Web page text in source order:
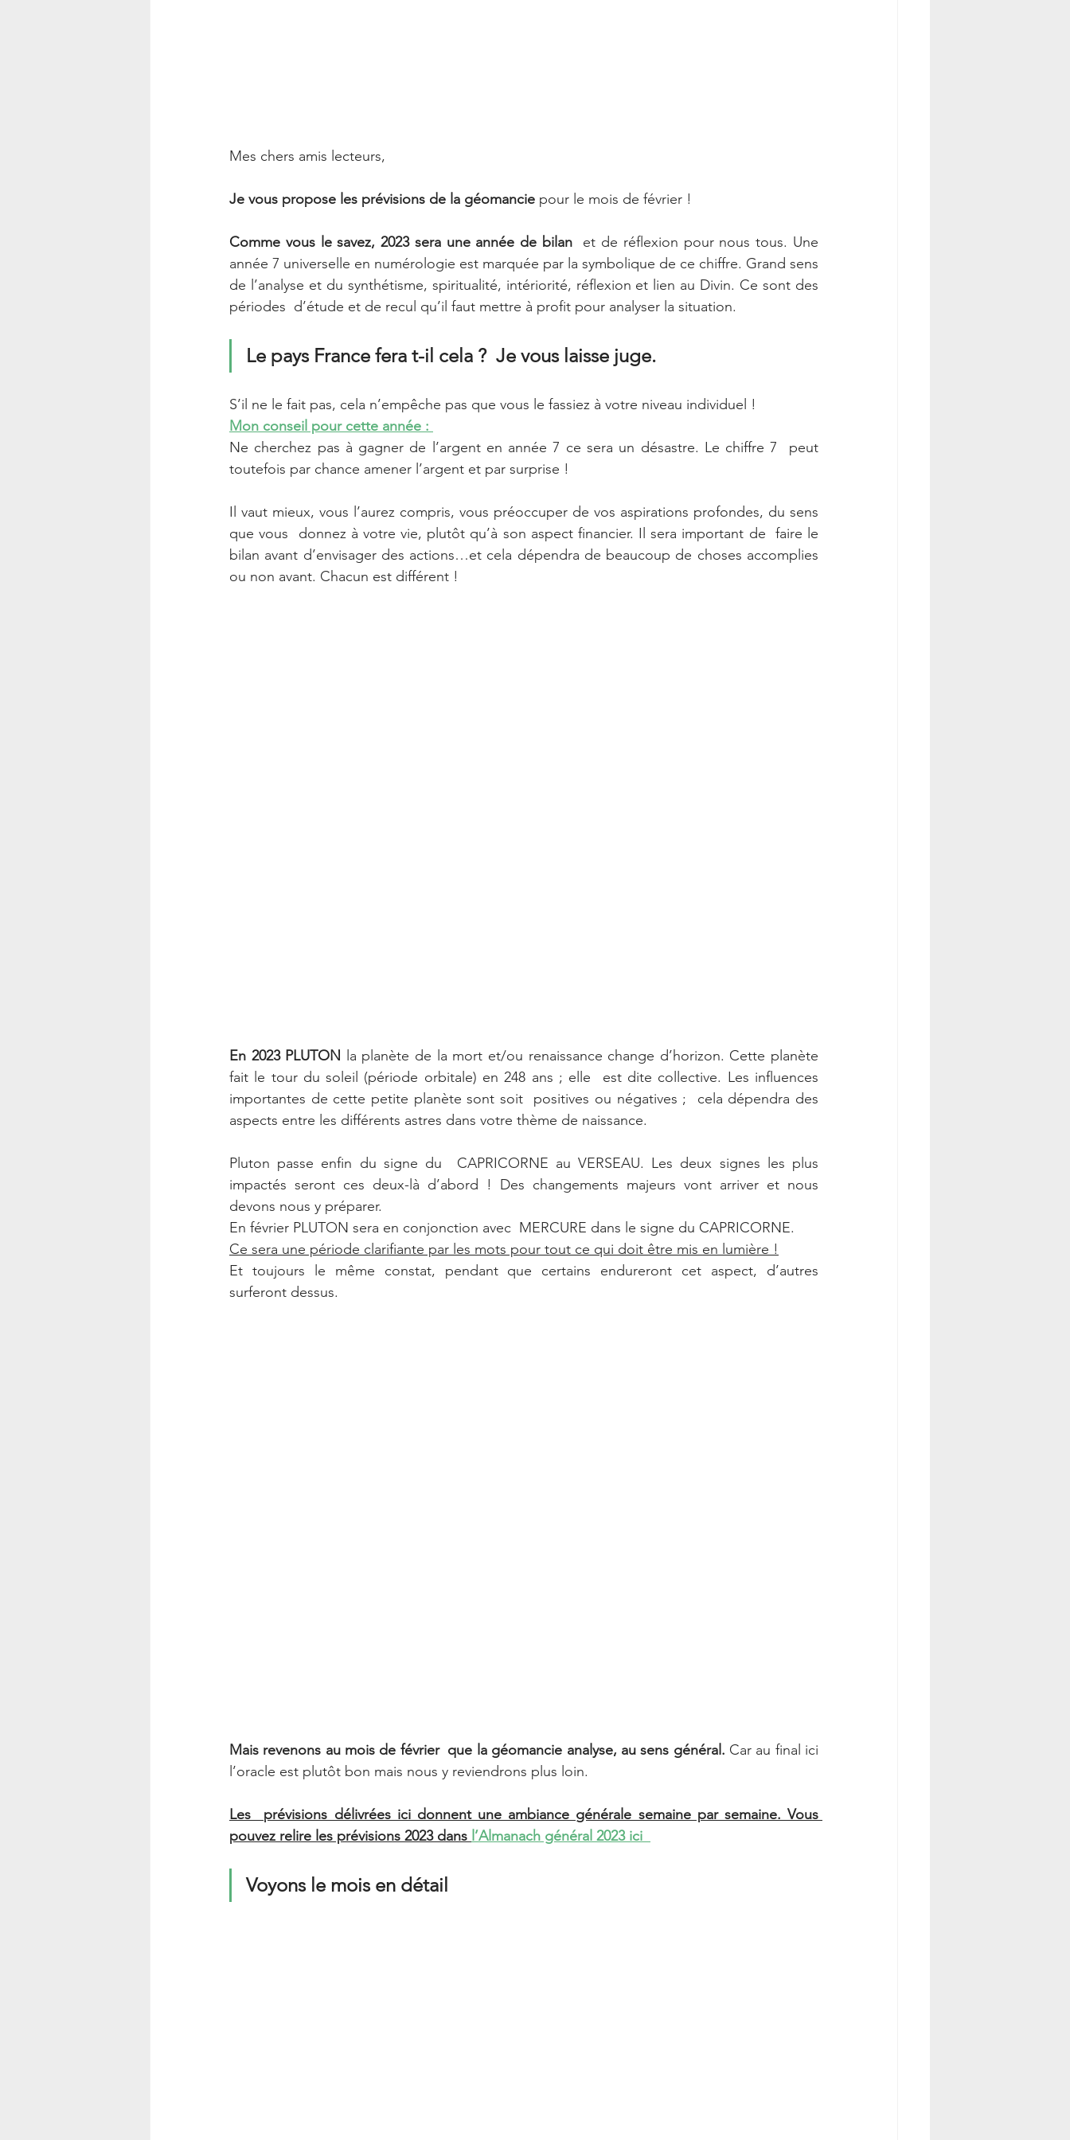
Mes chers amis lecteurs,
Je vous propose les prévisions de la géomancie pour le mois de février !
Comme vous le savez, 2023 sera une année de bilan
et de réflexion pour nous tous. Une
année 7 universelle en numérologie est marquée par la symbolique de ce chiffre. Grand sens
de l’analyse et du synthétisme, spiritualité, intériorité, réflexion et lien au Divin. Ce sont des
périodes  d’étude et de recul qu’il faut mettre à profit pour analyser la situation.
Le pays France fera t-il cela ?  Je vous laisse juge.
S’il ne le fait pas, cela n’empêche pas que vous le fassiez à votre niveau individuel !
Mon conseil pour cette année :
Ne cherchez pas à gagner de l’argent en année 7 ce sera un désastre. Le chiffre 7  peut
toutefois par chance amener l’argent et par surprise !
Il vaut mieux, vous l’aurez compris, vous préoccuper de vos aspirations profondes, du sens
que vous  donnez à votre vie, plutôt qu’à son aspect financier. Il sera important de  faire le
bilan avant d’envisager des actions…et cela dépendra de beaucoup de choses accomplies
ou non avant. Chacun est différent !
En 2023 PLUTON la planète de la mort et/ou renaissance change d’horizon. Cette planète
fait le tour du soleil (période orbitale) en 248 ans ; elle  est dite collective. Les influences
importantes de cette petite planète sont soit  positives ou négatives ;  cela dépendra des
aspects entre les différents astres dans votre thème de naissance.
Pluton passe enfin du signe du  CAPRICORNE au VERSEAU. Les deux signes les plus
impactés seront ces deux-là d’abord ! Des changements majeurs vont arriver et nous
devons nous y préparer.
En février PLUTON sera en conjonction avec  MERCURE dans le signe du CAPRICORNE.
Ce sera une période clarifiante par les mots pour tout ce qui doit être mis en lumière !
Et toujours le même constat, pendant que certains endureront cet aspect, d’autres
surferont dessus.
Mais revenons au mois de février  que la géomancie analyse, au sens général. Car au final ici
l’oracle est plutôt bon mais nous y reviendrons plus loin.
Les  prévisions délivrées ici donnent une ambiance générale semaine par semaine. Vous
pouvez relire les prévisions 2023 dans l’Almanach général 2023 ici
Voyons le mois en détail